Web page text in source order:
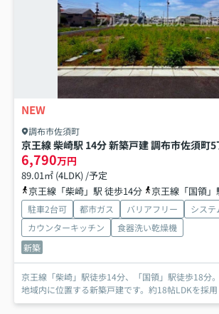
NEW
調布市佐須町
京王線 柴崎駅 14分 新築戸建 調布市佐須町5
6,790万円
89.01㎡ (4LDK) /予定
京王線「柴崎」駅 徒歩14分
京王線「国領
駐車2台可 都市ガス バリアフリー
システ
カウンターキッチン
食器洗い乾燥機
新築
京王線「柴崎」駅徒歩14分、「国領」駅徒歩18分
地域内に位置する新築戸建です。約18帖LDKを採用